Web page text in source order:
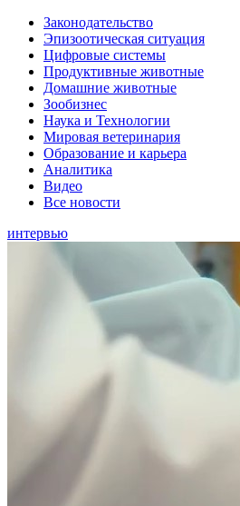
Законодательство
Эпизоотическая ситуация
Цифровые системы
Продуктивные животные
Домашние животные
Зообизнес
Наука и Технологии
Мировая ветеринария
Образование и карьера
Аналитика
Видео
Все новости
интервью